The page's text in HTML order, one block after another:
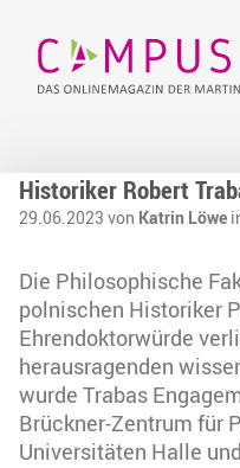
Historiker Robert
29.06.2023 von Katrin Löwe
Die Philosophische
polnischen Historiker
Ehrendoktorwürde
herausragenden
wurde Trabas
Brückner-Zentrum für
Universitäten Halle